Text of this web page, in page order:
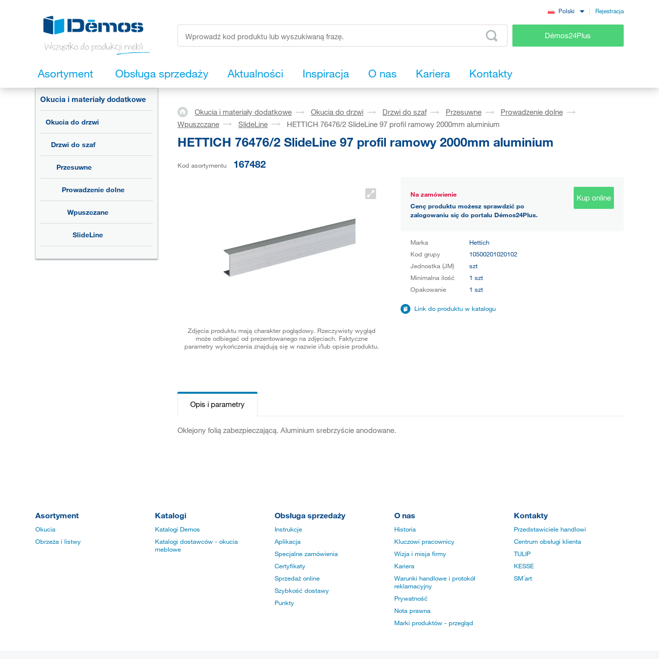
Polski Rejestracja
Démos24Plus
Asortyment Obsługa sprzedaży Aktualności Inspiracja O nas Kariera Kontakty
Okucia i materiały dodatkowe
Okucia do drzwi
Drzwi do szaf
Przesuwne
Prowadzenie dolne
Wpuszczane
SlideLine
Okucia i materiały dodatkowe Okucia do drzwi Drzwi do szaf Przesuwne
Prowadzenie dolne
Wpuszczane
SlideLine HETTICH 76476/2 SlideLine 97 profil ramowy 2000mm aluminium
HETTICH 76476/2 SlideLine 97 profil ramowy 2000mm aluminium
Kod asortymentu 167482
Zdjęcia produktu mają charakter poglądowy. Rzeczywisty wygląd
może odbiegać od prezentowanego na zdjęciach. Faktyczne
parametry wykończenia znajdują się w nazwie i/lub opisie produktu.
Na zamówienie
Cenę produktu możesz sprawdzić po
zalogowaniu się do portalu Démos24Plus.
Kup online
Marka
Hettich
Kod grupy
10500201020102
Jednostka (JM)
szt
Minimalna ilość
1 szt
Opakowanie
1 szt
Link do produktu w katalogu
Opis i parametry
Oklejony folią zabezpieczającą. Aluminium srebrzyście anodowane.
Asortyment
Okucia
Obrzeża i listwy
Katalogi
Katalogi Demos
Katalogi dostawców - okucia
meblowe
Obsługa sprzedaży
Instrukcje
Aplikacja
Specjalne zamówienia
Certyfikaty
Sprzedaż online
Szybkość dostawy
Punkty
O nas
Historia
Kluczowi pracownicy
Wizja i misja firmy
Kariera
Warunki handlowe i protokół
reklamacyjny
Prywatność
Nota prawna
Marki produktów - przegląd
Kontakty
Przedstawiciele handlowi
Centrum obsługi klienta
TULIP
KESSE
SM´art